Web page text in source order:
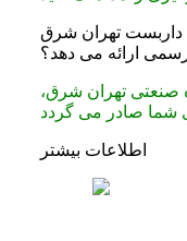
داربست تهران شرق
ارائه می دهد؟
صنعتی تهران شرق،
اطلاعات بیشتر